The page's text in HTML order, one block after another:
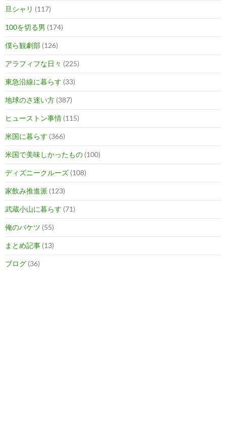
旦シャリ (117)
100を切る男 (174)
僕ら観劇部 (126)
アラフィフな日々 (225)
東急沿線に暮らす (33)
地球のさ迷い方 (387)
ヒューストン事情 (115)
米国に暮らす (366)
米国で美味しかったもの (100)
ディズニークルーズ (108)
家飲み推進派 (123)
武蔵小山に暮らす (71)
俺のバケツ (55)
まとめ記事 (13)
ブログ (36)